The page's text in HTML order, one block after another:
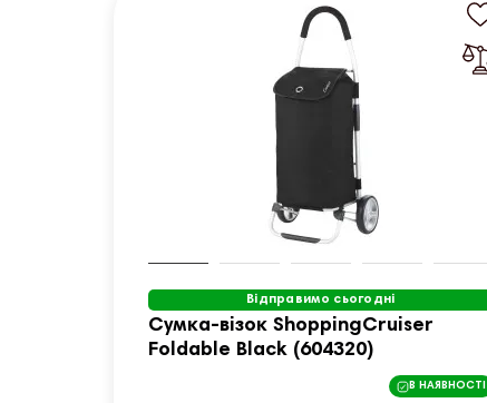
Відправимо сьогодні
Сумка-візок ShoppingCruiser
Foldable Black (604320)
В НАЯВНОСТІ